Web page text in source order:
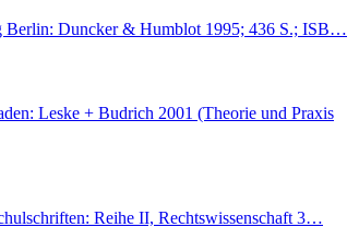
Berlin: Duncker & Humblot 1995; 436 S.; ISB…
Leske + Budrich 2001 (Theorie und Praxis
Reihe II, Rechtswissenschaft 3…